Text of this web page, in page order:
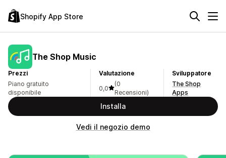
Shopify App Store
The Shop Music
Prezzi
Piano gratuito
disponibile
Valutazione
0,0
(0
Recensioni)
Sviluppatore
The Shop
Apps
Installa
Vedi il negozio demo